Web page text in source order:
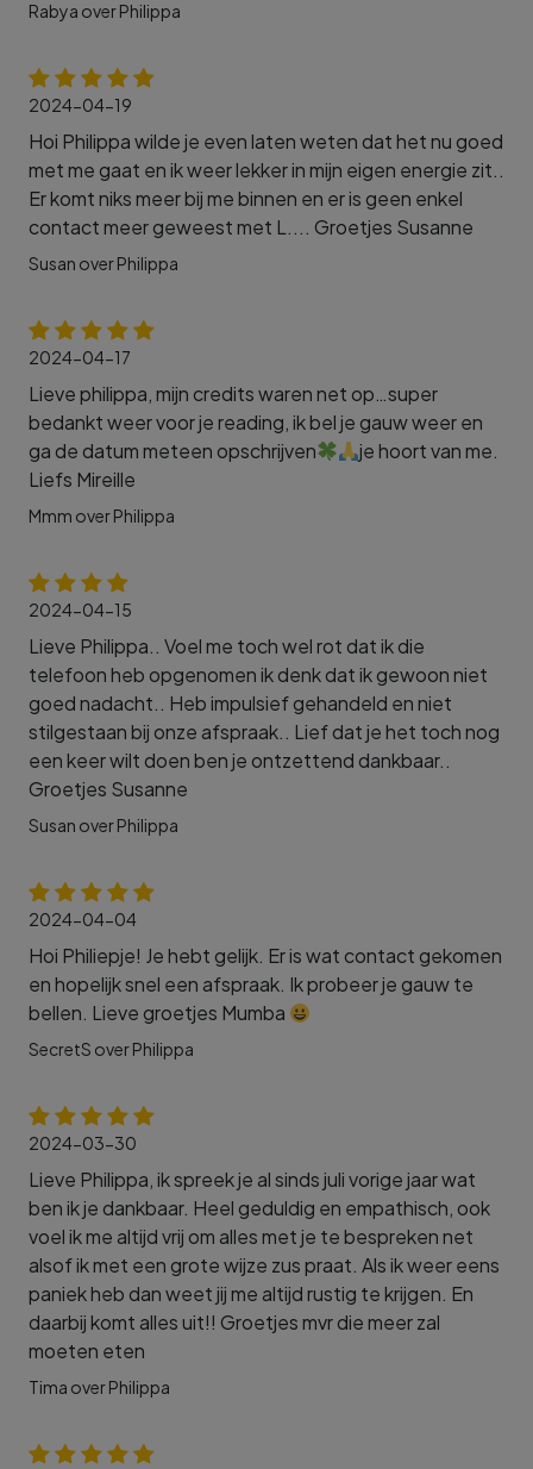
Rabya over Philippa
2024-04-19
Hoi Philippa wilde je even laten weten dat het nu goed
met me gaat en ik weer lekker in mijn eigen energie zit..
Er komt niks meer bij me binnen en er is geen enkel
contact meer geweest met L.... Groetjes Susanne
Susan over Philippa
2024-04-17
Lieve philippa, mijn credits waren net op…super
bedankt weer voor je reading, ik bel je gauw weer en
ga de datum meteen opschrijven
je hoort van me.
Liefs Mireille
Mmm over Philippa
2024-04-15
Lieve Philippa.. Voel me toch wel rot dat ik die
telefoon heb opgenomen ik denk dat ik gewoon niet
goed nadacht.. Heb impulsief gehandeld en niet
stilgestaan bij onze afspraak.. Lief dat je het toch nog
een keer wilt doen ben je ontzettend dankbaar..
Groetjes Susanne
Susan over Philippa
2024-04-04
Hoi Philiepje! Je hebt gelijk. Er is wat contact gekomen
en hopelijk snel een afspraak. Ik probeer je gauw te
bellen. Lieve groetjes Mumba
SecretS over Philippa
2024-03-30
Lieve Philippa, ik spreek je al sinds juli vorige jaar wat
ben ik je dankbaar. Heel geduldig en empathisch, ook
voel ik me altijd vrij om alles met je te bespreken net
alsof ik met een grote wijze zus praat. Als ik weer eens
paniek heb dan weet jij me altijd rustig te krijgen. En
daarbij komt alles uit!! Groetjes mvr die meer zal
moeten eten
Tima over Philippa